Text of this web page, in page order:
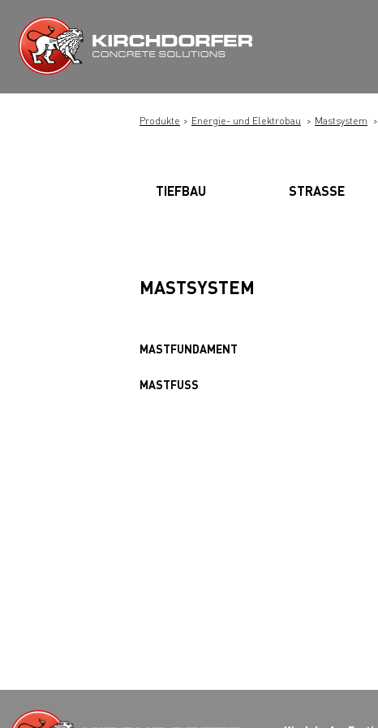
Inhalt
springen
Produkte Energie- und Elektrobau Mastsystem
TIEFBAU STRASSE
MASTSYSTEM
MASTFUNDAMENT
MASTFUSS